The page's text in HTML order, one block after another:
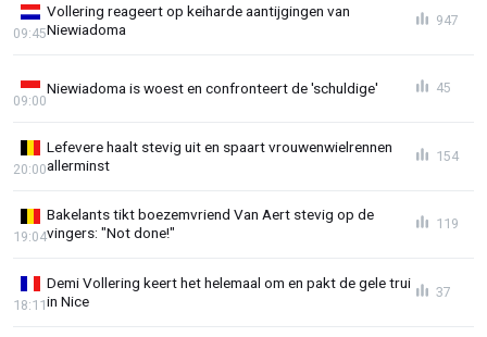
Vollering reageert op keiharde aantijgingen van
Niewiadoma
09:45
947
Niewiadoma is woest en confronteert de 'schuldige'
09:00
45
Lefevere haalt stevig uit en spaart vrouwenwielrennen
allerminst
20:00
154
Bakelants tikt boezemvriend Van Aert stevig op de
vingers: "Not done!"
19:04
119
Demi Vollering keert het helemaal om en pakt de gele trui
in Nice
18:11
37